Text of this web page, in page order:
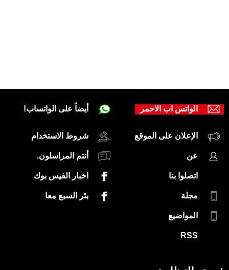
أيضاً على الواتساب!
شروط الاستخدام
أنتم المراسلون.
اخبار الفيس بوك
بئر السبع معا
الواتس اب الاحمر
الإعلان على الموقع
عن
اتصلوا بنا
مجلة
المواضيع
RSS